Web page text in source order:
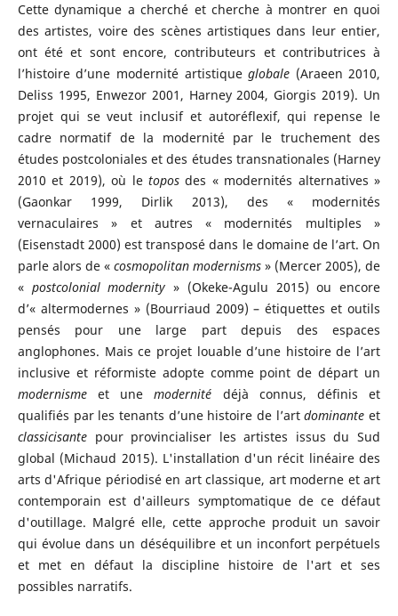
Cette dynamique a cherché et cherche à montrer en quoi
des artistes, voire des scènes artistiques dans leur entier,
ont été et sont encore, contributeurs et contributrices à
l’histoire d’une modernité artistiqueglobale (Araeen 2010,
Deliss 1995, Enwezor 2001, Harney 2004, Giorgis 2019). Un
projet qui se veut inclusif et autoréflexif, qui repense le
cadre normatif de la modernité par le truchement des
études postcoloniales et des études transnationales (Harney
2010 et 2019), où le topos des « modernités alternatives »
(Gaonkar 1999, Dirlik 2013), des « modernités
vernaculaires » et autres « modernités multiples »
(Eisenstadt 2000) est transposé dans le domaine de l’art. On
parle alors de « cosmopolitan modernisms » (Mercer 2005), de
« postcolonial modernity » (Okeke-Agulu 2015) ou encore
d’« altermodernes » (Bourriaud 2009) – étiquettes et outils
pensés pour une large part depuis des espaces
anglophones. Mais ce projet louable d’une histoire de l’art
inclusive et réformiste adopte comme point de départ un
modernismeet unemodernité déjà connus, définis et
qualifiés par les tenants d’une histoire de l’artdominanteet
classicisante pour provincialiser les artistes issus du Sud
global (Michaud 2015). L'installation d'un récit linéaire des
arts d'Afrique périodisé en art classique, art moderne et art
contemporain est d'ailleurs symptomatique de ce défaut
d'outillage. Malgré elle, cette approche produit un savoir
qui évolue dans un déséquilibre et un inconfort perpétuels
et met en défaut la discipline histoire de l'art et ses
possibles narratifs.